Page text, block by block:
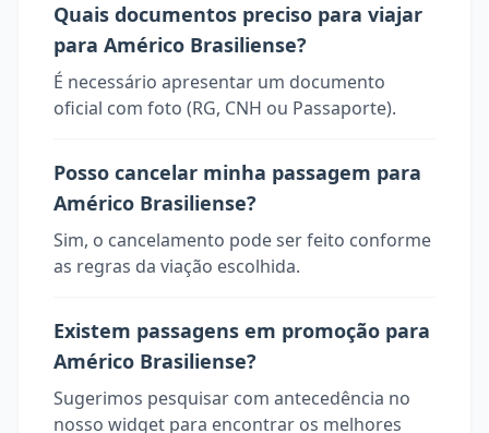
Quais documentos preciso para viajar
para Américo Brasiliense?
É necessário apresentar um documento
oficial com foto (RG, CNH ou Passaporte).
Posso cancelar minha passagem para
Américo Brasiliense?
Sim, o cancelamento pode ser feito conforme
as regras da viação escolhida.
Existem passagens em promoção para
Américo Brasiliense?
Sugerimos pesquisar com antecedência no
nosso widget para encontrar os melhores